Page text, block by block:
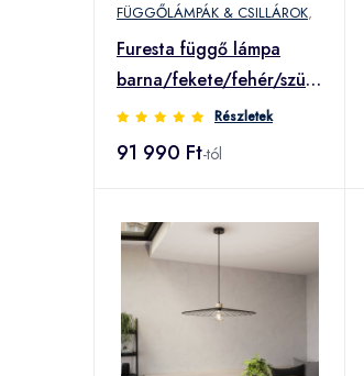
FÜGGŐLÁMPÁK & CSILLÁROK,
Furesta függő lámpa
barna/fekete/fehér/szürke
5iz
Részletek
91 990 Ft-tól